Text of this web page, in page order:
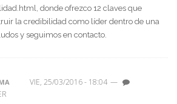
donde ofrezco 12 claves que
la credibilidad como líder dentro de una
y seguimos en contacto.
VIE, 25/03/2016 - 18:04 —